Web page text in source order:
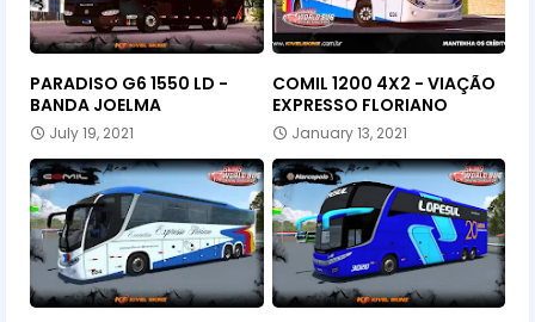
PARADISO G6 1550 LD -
BANDA JOELMA
July 19, 2021
COMIL 1200 4X2 - VIAÇÃO
EXPRESSO FLORIANO
January 13, 2021